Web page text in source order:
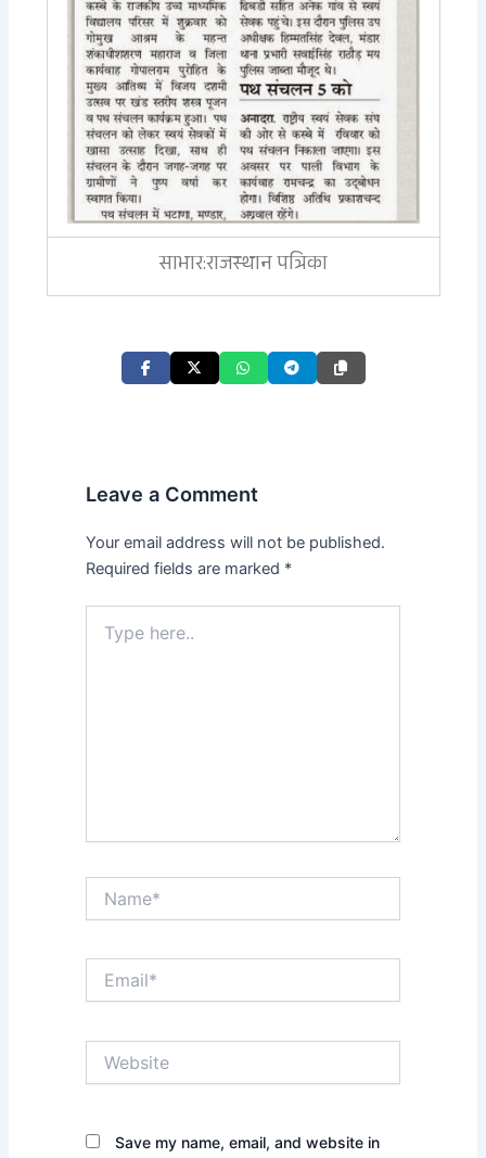
साभार:राजस्थान पत्रिका
Leave a Comment
Your email address will not be published.
Required fields are marked *
here..
Save my name, email, and website in